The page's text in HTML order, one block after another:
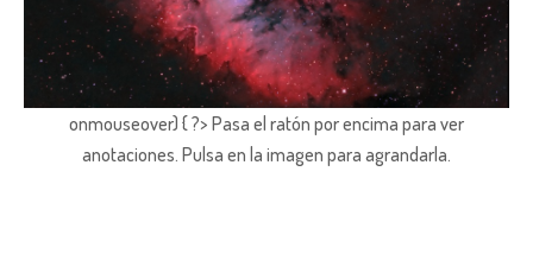
onmouseover) { ?> Pasa el ratón por encima para ver
anotaciones. Pulsa en la imagen para agrandarla.